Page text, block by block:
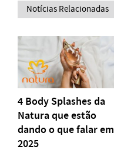
Notícias Relacionadas
4 Body Splashes da
Natura que estão
dando o que falar em
2025